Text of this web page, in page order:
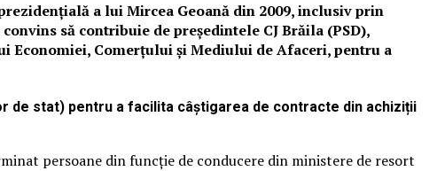
a lui Mircea Geoană din 2009, inclusiv prin
să contribuie de președintele CJ Brăila (PSD),
Economiei, Comerţului şi Mediului de Afaceri, pentru a
de stat) pentru a facilita câștigarea de contracte din achiziții
persoane din funcție de conducere din ministere de resort